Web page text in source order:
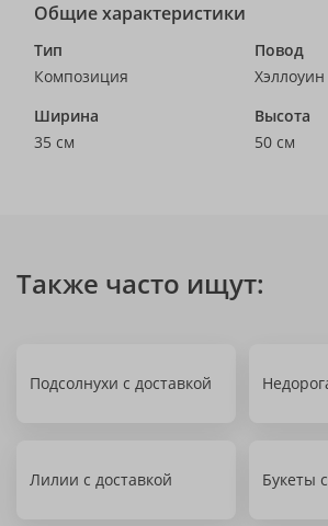
Общие характеристики
Тип
Композиция
Повод
Хэллоуин
Ширина
35 см
Высота
50 см
Также часто ищут:
Подсолнухи с доставкой
Лилии с доставкой Букеты